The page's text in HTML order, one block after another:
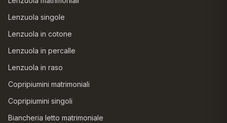
Lenzuola singole
Lenzuola in cotone
Lenzuola in percalle
Lenzuola in raso
Copripiumini matrimoniali
Copripiumini singoli
Biancheria letto matrimoniale